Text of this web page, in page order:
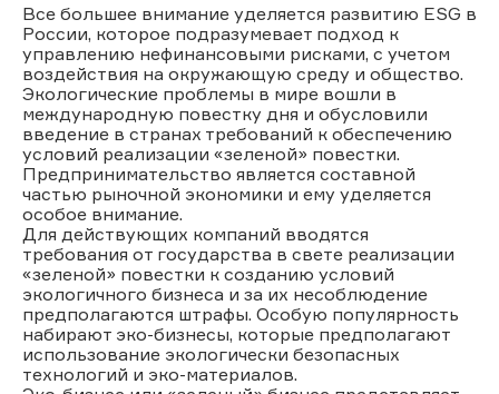
Все большее внимание уделяется развитию ESG в
России, которое подразумевает подход к
управлению нефинансовыми рисками, с учетом
воздействия на окружающую среду и общество.
Экологические проблемы в мире вошли в
международную повестку дня и обусловили
введение в странах требований к обеспечению
условий реализации «зеленой» повестки.
Предпринимательство является составной
частью рыночной экономики и ему уделяется
особое внимание.
Для действующих компаний вводятся
требования от государства в свете реализации
«зеленой» повестки к созданию условий
экологичного бизнеса и за их несоблюдение
предполагаются штрафы. Особую популярность
набирают эко-бизнесы, которые предполагают
использование экологически безопасных
технологий и эко-материалов.